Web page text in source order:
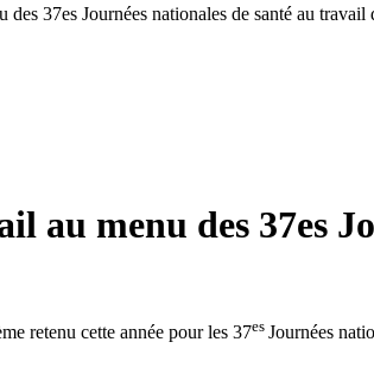
37es Journées nationales de santé au travail
au menu des 37es
retenu cette année pour les 37es Journées